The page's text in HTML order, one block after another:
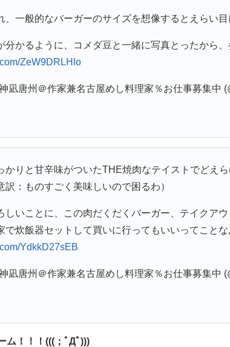
、一般的なバーガーのサイズを想像するとえらい目
分かるように、コメダ豆と一緒に写真とったから、
ZeW9DRLHlo
凪唐州＠作家兼名古屋めし料理家％お仕事募集中
かりと甘辛味がついたTHE焼肉なテイストでどえ
訳：ものすごく美味しいので困るわ）
しいことに、この肉だくだくバーガー、テイクア
で炊飯器セットして買いに行ってもいいってこと
YdkkD27sEB
凪唐州＠作家兼名古屋めし料理家％お仕事募集中
ム！！！(((；ﾟДﾟ)))